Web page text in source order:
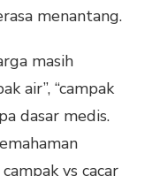
menantang.
masih
air”, “campak
dasar medis.
vs cacar